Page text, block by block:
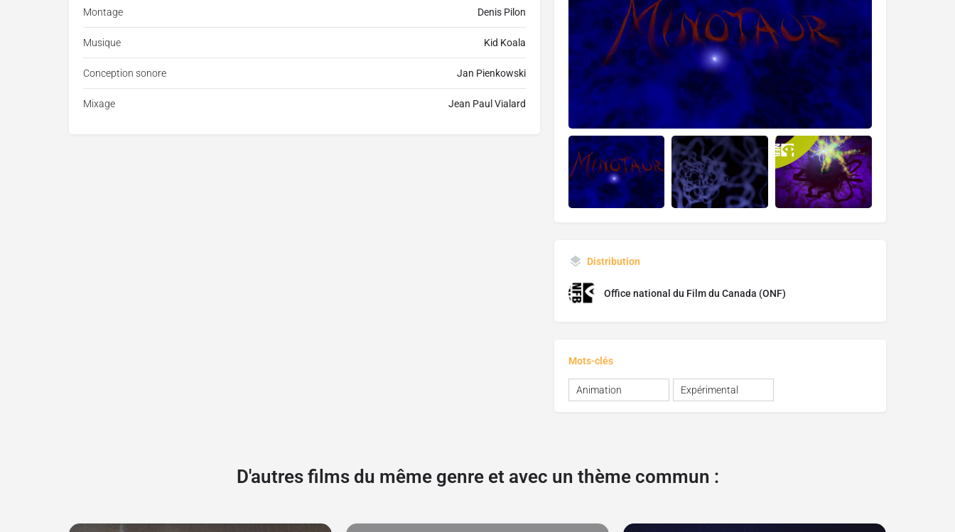
Montage Denis Pilon
Musique Kid Koala
Conception sonore Jan Pienkowski
Mixage Jean Paul Vialard
Distribution
Office national du Film du Canada (ONF)
Mots-clés
Animation Expérimental
D'autres films du même genre et avec un thème commun :